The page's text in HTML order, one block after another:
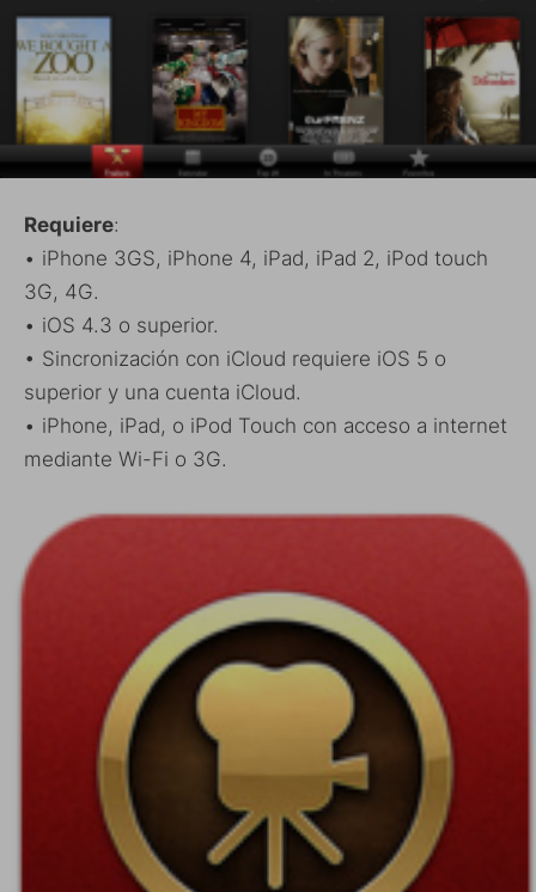
Requiere:
• iPhone 3GS, iPhone 4, iPad, iPad 2, iPod touch
3G, 4G.
• iOS 4.3 o superior.
• Sincronización con iCloud requiere iOS 5 o
superior y una cuenta iCloud.
• iPhone, iPad, o iPod Touch con acceso a internet
mediante Wi-Fi o 3G.